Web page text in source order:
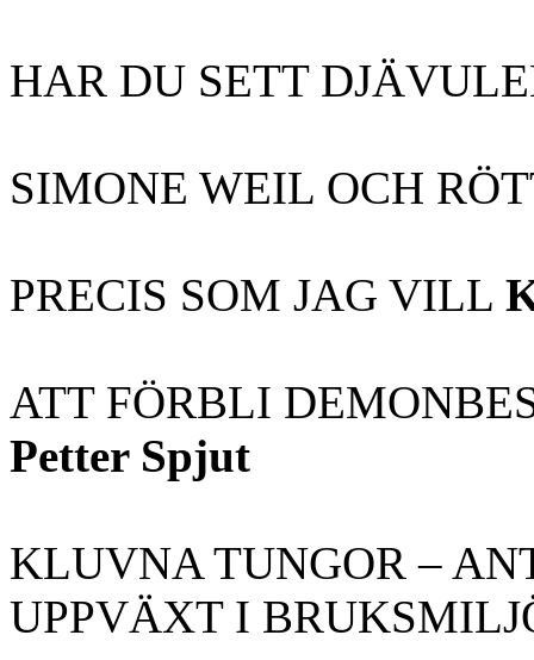
HAR DU SETT
SIMONE WEIL OCH
PRECIS SOM JAG VILL
ATT FÖRBLI
Petter Spjut
KLUVNA TUNGOR –
UPPVÄXT I